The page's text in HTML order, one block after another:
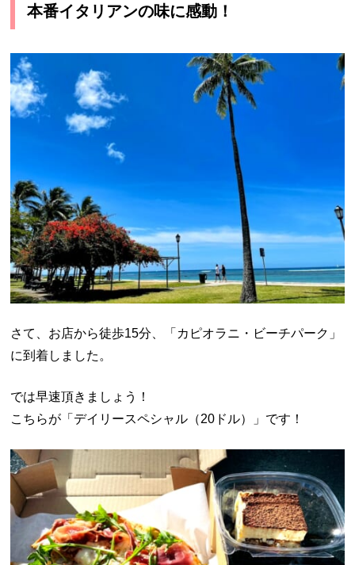
本番イタリアンの味に感動！
さて、お店から徒歩15分、「カピオラニ・ビーチパーク」
に到着しました。
では早速頂きましょう！
こちらが「デイリースペシャル（20ドル）」です！